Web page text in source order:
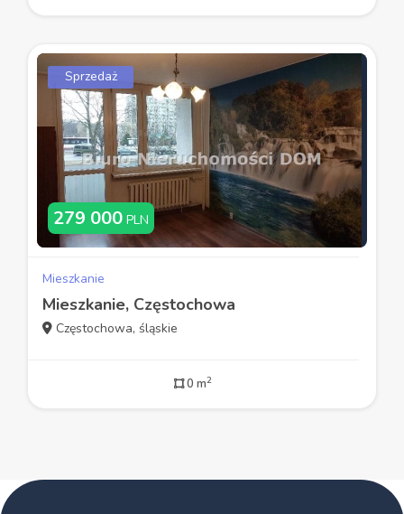
Sprzedaż
279 000 PLN
Mieszkanie
Mieszkanie, Częstochowa
Częstochowa, śląskie
0 m2